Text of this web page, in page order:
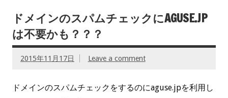
ドメインのスパムチェックにAGUSE.JP
は不要かも？？？
2015年11月17日 Leave a comment
ドメインのスパムチェックをするのにaguse.jpを利用し